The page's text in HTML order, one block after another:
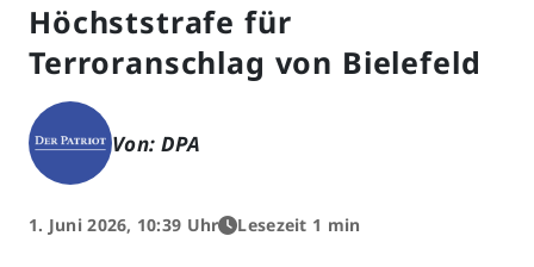
Höchststrafe für
Terroranschlag von Bielefeld
Von: DPA
1. Juni 2026, 10:39 Uhr Lesezeit 1 min